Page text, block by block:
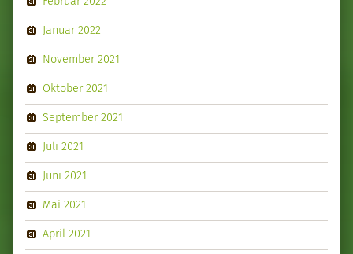
Januar 2022
November 2021
Oktober 2021
September 2021
Juli 2021
Juni 2021
Mai 2021
April 2021